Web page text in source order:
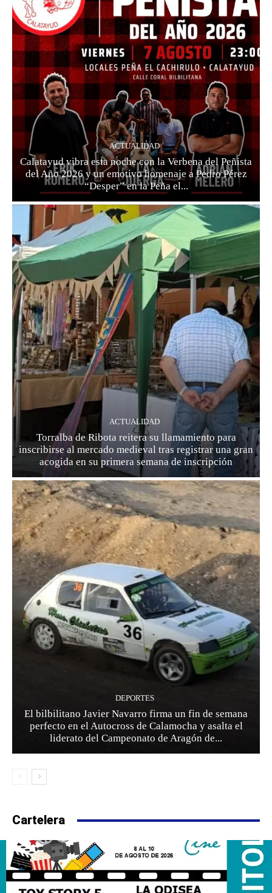
ACTUALIDAD
Calatayud vibra esta noche con la Verbena del Peñista
del Año 2026 y un emotivo homenaje a Pedro Pérez
“Desper” en la Peña el...
ACTUALIDAD
Torralba de Ribota reitera su llamamiento para
inscribirse al mercado medieval tras registrar una gran
acogida en su primera semana de inscripción
DEPORTES
El bilbilitano Javier Navarro firma un fin de semana
perfecto en el Autocross de Calamocha y asalta el
liderato del Campeonato de Aragón de...
Cartelera